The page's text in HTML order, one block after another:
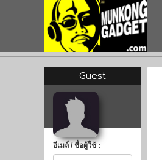
Guest
อีเมล์ / ชื่อผู้ใช้ :